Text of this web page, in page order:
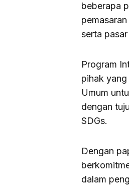
beberapa
serta
Program
pihak yang
Umum
dengan
SDGs.
Dengan
dalam